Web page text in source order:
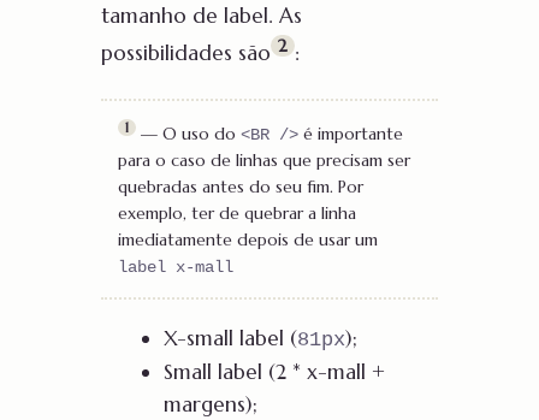
tamanho de label. As
possibilidades são 2 :
1 — O uso do <BR />é importante
para o caso de linhas que precisam ser
quebradas antes do seu fim. Por
exemplo, ter de quebrar a linha
imediatamente depois de usar um
label x-mall
X-small label (81px);
Small label (2 * x-mall +
margens);